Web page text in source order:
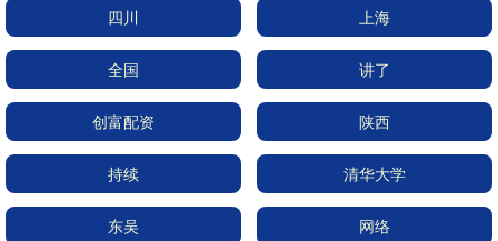
四川 上海
全国 讲了
创富配资 陕西
持续 清华大学
东吴 网络